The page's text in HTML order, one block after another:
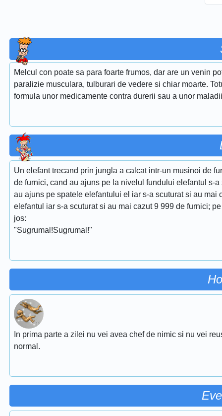
Melcul con poate sa para foarte frumos, dar are un venin
paralizie musculara, tulburari de vedere si chiar moarte.
formula unor medicamente contra durerii sau a unor
Un elefant trecand prin jungla a calcat intr-un musinoi de
de furnici, cand au ajuns pe la nivelul fundului elefantul s-
au ajuns pe spatele elefantului el iar s-a scuturat si au
elefantul iar s-a scuturat si au mai cazut 9 999 de furnici;
jos:
"Sugrumal!Sugrumal!"
In prima parte a zilei nu vei avea chef de nimic si nu vei
normal.